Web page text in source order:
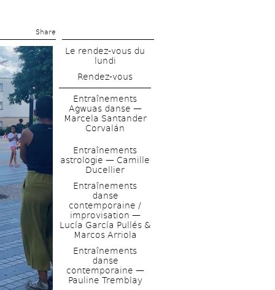
Share
Le rendez-vous du
lundi
Rendez-vous
Entraînements
Agwuas danse —
Marcela Santander
Corvalán
Entraînements
astrologie — Camille
Ducellier
Entraînements
danse
contemporaine /
improvisation —
Lucía García Pullés &
Marcos Arriola
Entraînements
danse
contemporaine —
Pauline Tremblay